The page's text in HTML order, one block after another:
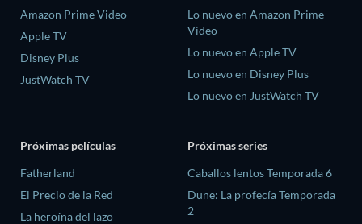
Amazon Prime Video
Apple TV
Disney Plus
JustWatch TV
Lo nuevo en Amazon Prime
Video
Lo nuevo en Apple TV
Lo nuevo en Disney Plus
Lo nuevo en JustWatch TV
Próximas películas
Fatherland
El Precio de la Red
La heroína del lazo
Próximas series
Caballos lentos Temporada 6
Dune: La profecía Temporada
2